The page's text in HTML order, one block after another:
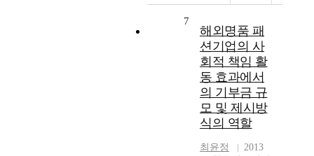
7
해외명품 패
션기업의 사
회적 책임 활
동 효과에서
의 기부금 규
모 및 제시방
식의 역할
최윤정
2013